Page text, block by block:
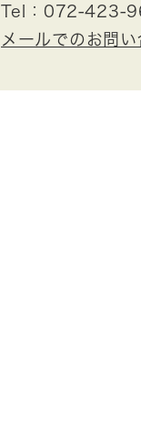
Tel：072-423-
メールでのお問